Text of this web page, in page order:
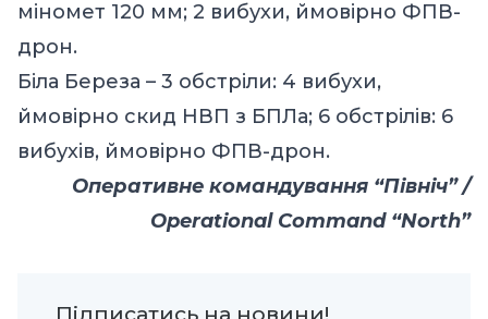
міномет 120 мм; 2 вибухи, ймовірно ФПВ-
дрон.
Біла Береза – 3 обстріли: 4 вибухи,
ймовірно скид НВП з БПЛа; 6 обстрілів: 6
вибухів, ймовірно ФПВ-дрон.
Оперативне командування “Північ” /
Operational Command “North”
Підписатись на новини!